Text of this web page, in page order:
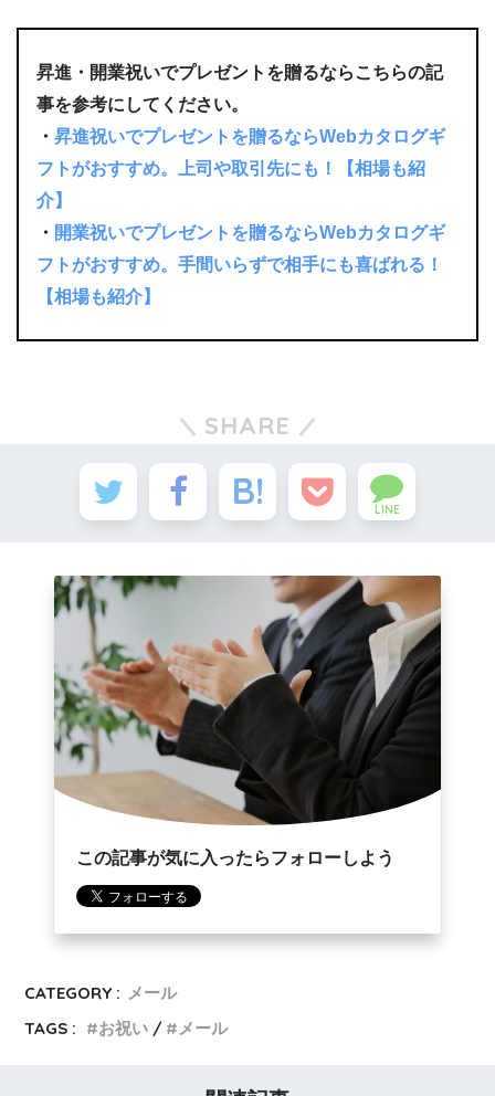
昇進・開業祝いでプレゼントを贈るならこちらの記
事を参考にしてください。
・ 昇進祝いでプレゼントを贈るならWebカタログギ
フトがおすすめ。上司や取引先にも！【相場も紹
介】
・ 開業祝いでプレゼントを贈るならWebカタログギ
フトがおすすめ。手間いらずで相手にも喜ばれる！
【相場も紹介】
SHARE
LINE
この記事が気に入ったらフォローしよう
CATEGORY : メール
TAGS :
お祝い メール